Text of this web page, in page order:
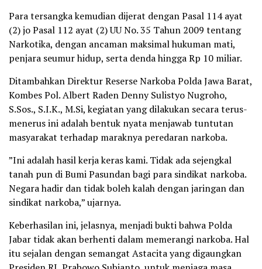
Para tersangka kemudian dijerat dengan Pasal 114 ayat
(2) jo Pasal 112 ayat (2) UU No. 35 Tahun 2009 tentang
Narkotika, dengan ancaman maksimal hukuman mati,
penjara seumur hidup, serta denda hingga Rp 10 miliar.
Ditambahkan Direktur Reserse Narkoba Polda Jawa Barat,
Kombes Pol. Albert Raden Denny Sulistyo Nugroho,
S.Sos., S.I.K., M.Si, kegiatan yang dilakukan secara terus-
menerus ini adalah bentuk nyata menjawab tuntutan
masyarakat terhadap maraknya peredaran narkoba.
”Ini adalah hasil kerja keras kami. Tidak ada sejengkal
tanah pun di Bumi Pasundan bagi para sindikat narkoba.
Negara hadir dan tidak boleh kalah dengan jaringan dan
sindikat narkoba,” ujarnya.
Keberhasilan ini, jelasnya, menjadi bukti bahwa Polda
Jabar tidak akan berhenti dalam memerangi narkoba. Hal
itu sejalan dengan semangat Astacita yang digaungkan